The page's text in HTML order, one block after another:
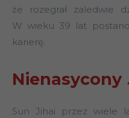
że rozegrał zaledwie
W wieku 39 lat
karierę.
Nienasycony
Sun Jihai przez wiele